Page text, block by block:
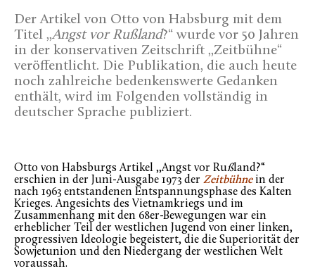
Der Artikel von Otto von Habsburg mit dem
Titel ,,Angst vor Rußland?“ wurde vor 50 Jahren
in der konservativen Zeitschrift ,,Zeitbühne“
veröffentlicht. Die Publikation, die auch heute
noch zahlreiche bedenkenswerte Gedanken
enthält, wird im Folgenden vollständig in
deutscher Sprache publiziert.
Otto von Habsburgs Artikel ,,Angst vor Rußland?“
erschien in der Juni-Ausgabe 1973 der Zeitbühne in der
nach 1963 entstandenen Entspannungsphase des Kalten
Krieges. Angesichts des Vietnamkriegs und im
Zusammenhang mit den 68er-Bewegungen war ein
erheblicher Teil der westlichen Jugend von einer linken,
progressiven Ideologie begeistert, die die Superiorität der
Sowjetunion und den Niedergang der westlichen Welt
voraussah.